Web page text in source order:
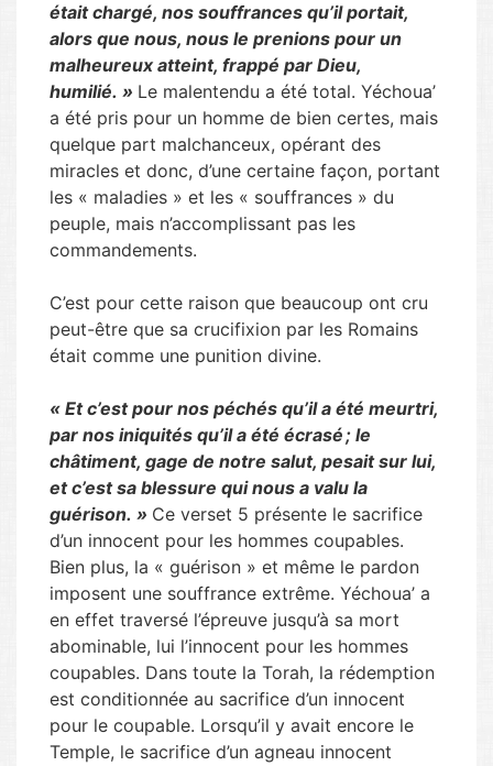
était chargé, nos souffrances qu’il portait,
alors que nous, nous le prenions pour un
malheureux atteint, frappé par Dieu,
humilié. » Le malentendu a été total. Yéchoua’
a été pris pour un homme de bien certes, mais
quelque part malchanceux, opérant des
miracles et donc, d’une certaine façon, portant
les « maladies » et les « souffrances » du
peuple, mais n’accomplissant pas les
commandements.
C’est pour cette raison que beaucoup ont cru
peut-être que sa crucifixion par les Romains
était comme une punition divine.
« Et c’est pour nos péchés qu’il a été meurtri,
par nos iniquités qu’il a été écrasé ; le
châtiment, gage de notre salut, pesait sur lui,
et c’est sa blessure qui nous a valu la
guérison. » Ce verset 5 présente le sacrifice
d’un innocent pour les hommes coupables.
Bien plus, la « guérison » et même le pardon
imposent une souffrance extrême. Yéchoua’ a
en effet traversé l’épreuve jusqu’à sa mort
abominable, lui l’innocent pour les hommes
coupables. Dans toute la Torah, la rédemption
est conditionnée au sacrifice d’un innocent
pour le coupable. Lorsqu’il y avait encore le
Temple, le sacrifice d’un agneau innocent